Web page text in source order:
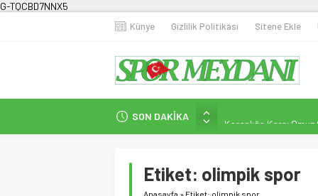
G-TQCBD7NNX5
Künye Gizlilik Politikası Sitene Ekle
SON DAKİKA
Fenerbahçe Kadın
Etiket: olimpik spor
Anasayfa » Etiket: olimpik spor